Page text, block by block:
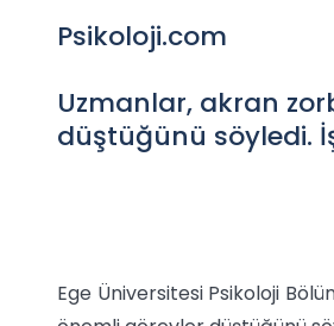
Psikoloji.com
Uzmanlar, akran
düştüğünü söyledi.
Ege Üniversitesi Psikoloji